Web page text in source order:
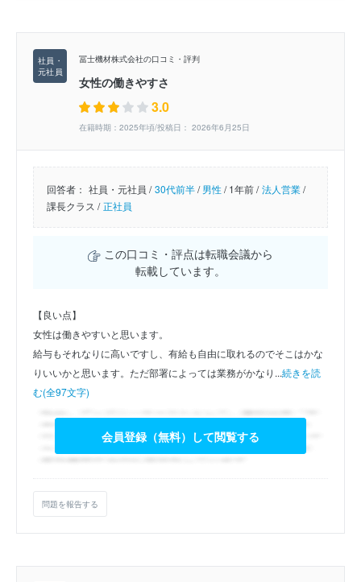
冨士機材株式会社の口コミ・評判
女性の働きやすさ
3.0
在籍時期：2025年頃/投稿日： 2026年6月25日
回答者： 社員・元社員 / 30代前半/男性/1年前 / 法人営業/
課長クラス / 正社員
この口コミ・評点は転職会議から
転載しています。
【良い点】
女性は働きやすいと思います。
給与もそれなりに高いですし、有給も自由に取れるのでそこはかな
りいいかと思います。ただ部署によっては業務がかなり...続きを読
む(全97文字)
会員登録（無料）して閲覧する
問題を報告する